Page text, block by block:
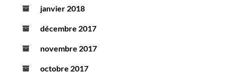
janvier 2018
décembre 2017
novembre 2017
octobre 2017